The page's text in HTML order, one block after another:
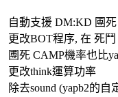
自動支援 DM:KD 圑
更改BOT程序, 在 死
圑死 CAMP機率也比
更改think運算功率
除去sound (yapb2的自